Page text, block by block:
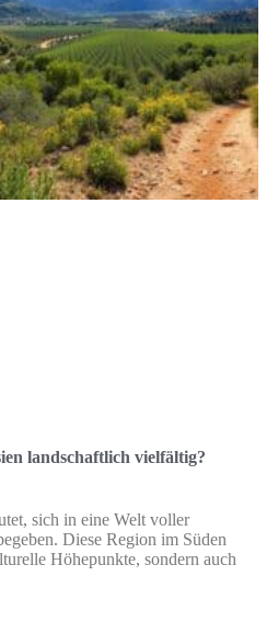
landschaftlich vielfältig?
sich in eine Welt voller
Diese Region im Süden
Höhepunkte, sondern auch